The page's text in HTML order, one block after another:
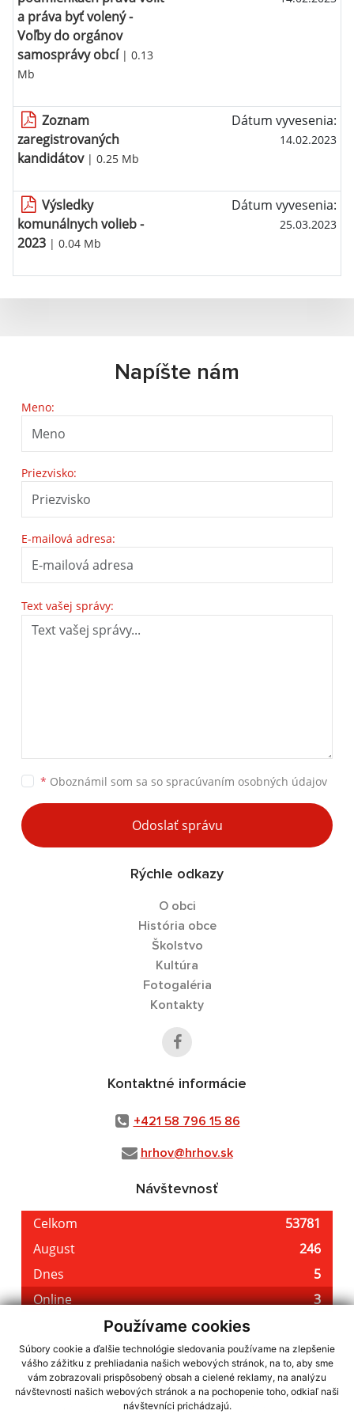
Používame cookies
Súbory cookie a ďalšie technológie sledovania používame na zlepšenie
vášho zážitku z prehliadania našich webových stránok, na to, aby sme
vám zobrazovali prispôsobený obsah a cielené reklamy, na analýzu
návštevnosti našich webových stránok a na pochopenie toho, odkiaľ naši
návštevníci prichádzajú.
a práva byť volený -
Voľby do orgánov
samosprávy obcí| 0.13
Mb
Zoznam
zaregistrovaných
kandidátov| 0.25 Mb
Dátum vyvesenia:
14.02.2023
Výsledky
komunálnych volieb -
2023 | 0.04 Mb
Dátum vyvesenia:
25.03.2023
Napíšte nám
Meno:
Priezvisko:
E-mailová adresa:
Text vašej správy:
* Oboznámil som sa so spracúvaním osobných údajov
Odoslať správu
Rýchle odkazy
O obci
História obce
Školstvo
Kultúra
Fotogaléria
Kontakty
Kontaktné informácie
+421 58 796 15 86
hrhov@hrhov.sk
Návštevnosť
využite možnosť získavania aktuálnych informácií s využitím RSS
CMS systém (redakčný) systém ECHELON 2,Mapa stránok,web portál
webex.digital, s.r.o.,domény,registrácia domény